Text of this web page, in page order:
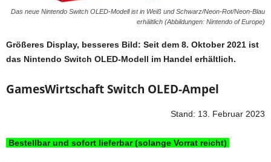
Das neue Nintendo Switch OLED-Modell ist in Weiß und Schwarz/Neon-Rot/Neon-Blau
erhältlich (Abbildungen: Nintendo of Europe)
Größeres Display, besseres Bild: Seit dem 8. Oktober 2021 ist
das Nintendo Switch OLED-Modell im Handel erhältlich.
GamesWirtschaft Switch OLED-Ampel
Stand: 13. Februar 2023
Bestellbar und sofort lieferbar (solange Vorrat reicht)